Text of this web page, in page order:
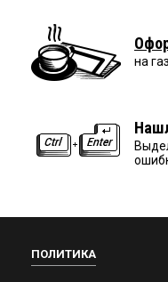
на
ПОЛИТИКА